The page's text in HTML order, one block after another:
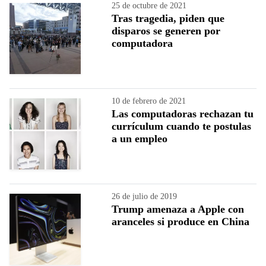
25 de octubre de 2021
Tras tragedia, piden que
disparos se generen por
computadora
10 de febrero de 2021
Las computadoras rechazan tu
currículum cuando te postulas
a un empleo
26 de julio de 2019
Trump amenaza a Apple con
aranceles si produce en China